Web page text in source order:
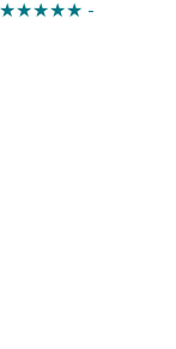
★★★★★ -